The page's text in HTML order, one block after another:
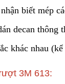
biết mép c
decan thông
khác nhau
3M 613: